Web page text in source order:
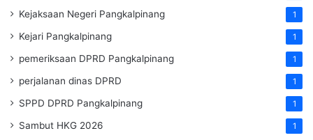
Kejaksaan Negeri Pangkalpinang 1
Kejari Pangkalpinang 1
pemeriksaan DPRD Pangkalpinang 1
perjalanan dinas DPRD 1
SPPD DPRD Pangkalpinang 1
Sambut HKG 2026 1